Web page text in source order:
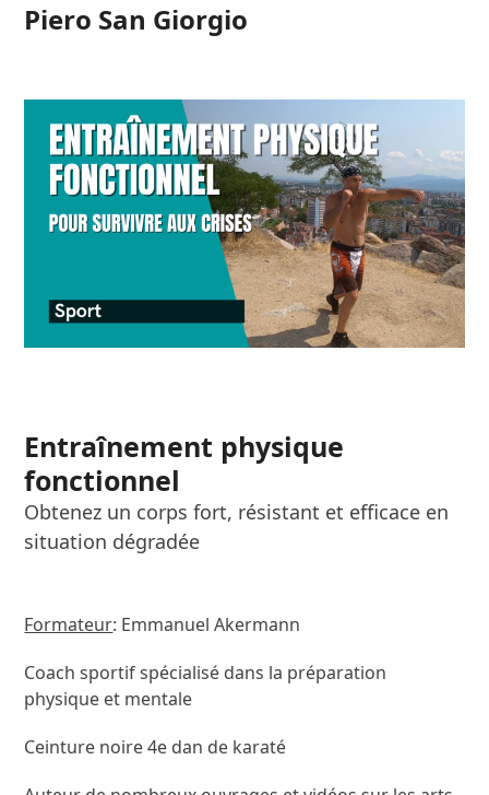
SkipPiero San Giorgio
Open
Close
Entraînement physique
fonctionnel
Obtenez un corps fort, résistant et efficace en
situation dégradée
Formateur: Emmanuel Akermann
Coach sportif spécialisé dans la préparation
physique et mentale
Ceinture noire 4e dan de karaté